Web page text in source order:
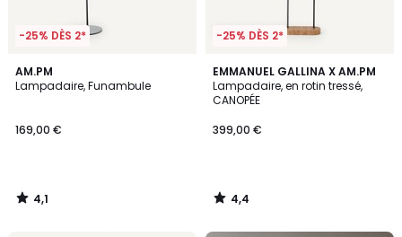
-25% DÈS 2*
AM.PM
Lampadaire, Funambule
169,00 €
4,1
/ 5
4,1
/
-25% DÈS 2*
EMMANUEL GALLINA X AM.PM
Lampadaire, en rotin tressé,
CANOPÉE
399,00 €
4,4
/ 5
4,4
/